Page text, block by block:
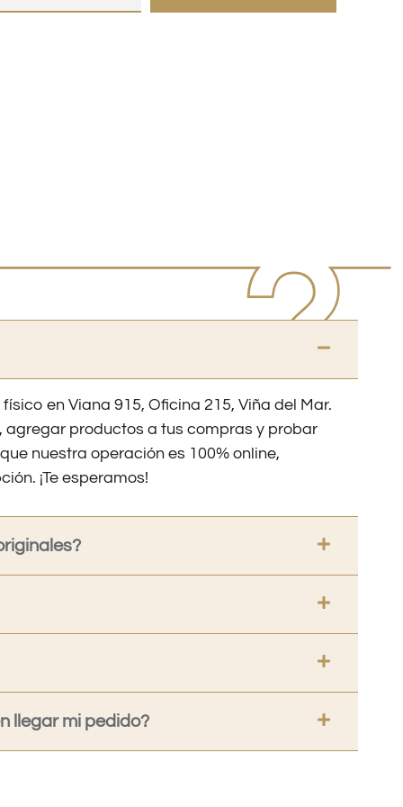
en Viana 915, Oficina 215, Viña del Mar.
agregar productos a tus compras y probar
nuestra operación es 100% online,
¡Te esperamos!
llegar mi pedido?